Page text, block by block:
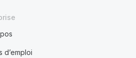
d’emploi